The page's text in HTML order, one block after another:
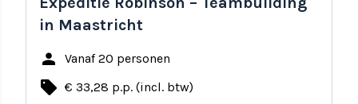
in Maastricht
person Vanaf 20 personen
local_offer € 33,28 p.p. (incl. btw)